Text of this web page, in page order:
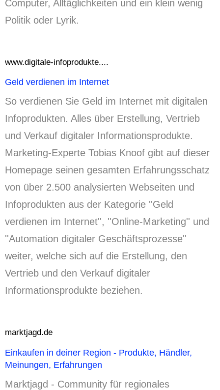
Computer, Alltäglichkeiten und ein klein wenig
Politik oder Lyrik.
www.digitale-infoprodukte....
Geld verdienen im Internet
So verdienen Sie Geld im Internet mit digitalen
Infoprodukten. Alles über Erstellung, Vertrieb
und Verkauf digitaler Informationsprodukte.
Marketing-Experte Tobias Knoof gibt auf dieser
Homepage seinen gesamten Erfahrungsschatz
von über 2.500 analysierten Webseiten und
Infoprodukten aus der Kategorie ''Geld
verdienen im Internet'', ''Online-Marketing'' und
''Automation digitaler Geschäftsprozesse''
weiter, welche sich auf die Erstellung, den
Vertrieb und den Verkauf digitaler
Informationsprodukte beziehen.
marktjagd.de
Einkaufen in deiner Region - Produkte, Händler,
Meinungen, Erfahrungen
Marktjagd - Community für regionales